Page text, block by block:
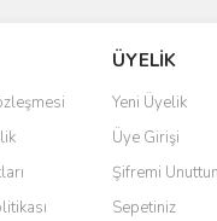
ÜYELİK
Yeni Üyelik
Üye Girişi
Şifremi
Sepetiniz